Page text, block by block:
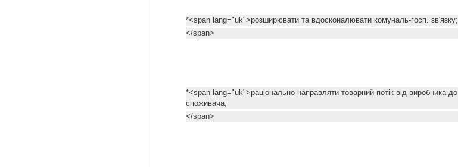
*<span lang="uk">розширювати та вдосконалювати комуналь-госп. зв'язку;
</span>
*<span lang="uk">раціонально направляти товарний потік від виробника до
споживача;
</span>